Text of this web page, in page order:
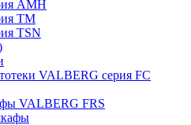
AMH
TM
TSN
VALBERG серия FC
VALBERG FRS